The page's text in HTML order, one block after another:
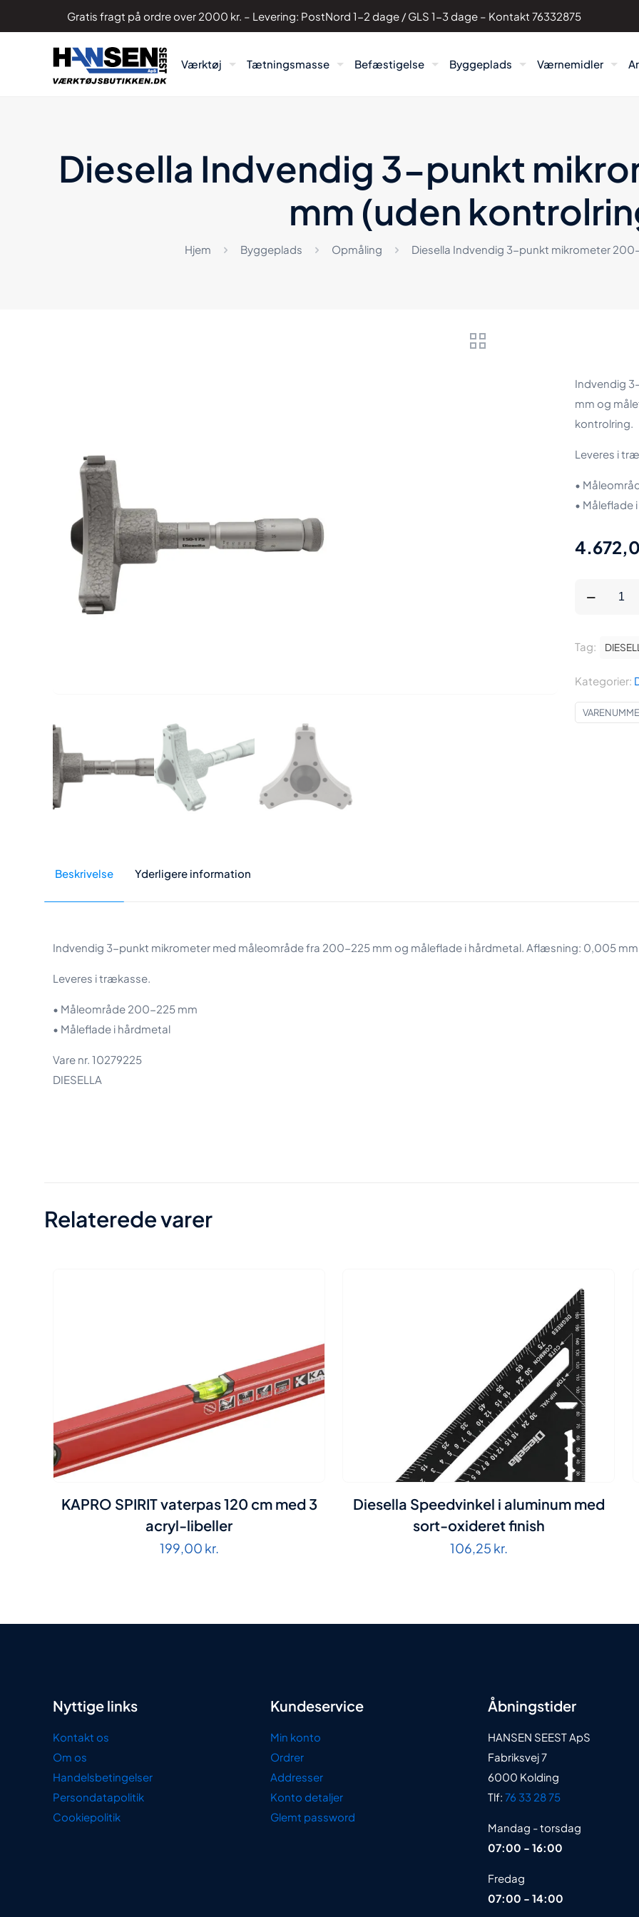
Gratis fragt på ordre over 2000 kr. – Levering: PostNord 1-2 dage / GLS 1-3 dage – Kontakt 76332875
Værktøj Tætningsmasse Befæstigelse Byggeplads Værnemidler
Diesella Indvendig 3-punkt
mm (uden
Hjem Byggeplads Opmåling Diesella Indvendig 3-punkt mikrometer
Indvendig
mm og
kontrolring.
Leveres i
•
• Måleflade
punkt
200-
225
mm
Kategorier:
Tag:
Beskrivelse Yderligere information
Indvendig 3-punkt mikrometer med måleområde fra 200-225 mm og måleflade i hårdmetal. Aflæsning: 0,005
Leveres i trækasse.
• Måleområde 200-225 mm
• Måleflade i hårdmetal
Vare nr. 10279225
DIESELLA
Relaterede varer
KAPRO SPIRIT vaterpas 120 cm med 3
acryl-libeller
199,00 kr.
Diesella Speedvinkel i aluminum med
sort-oxideret finish
106,25 kr.
Nyttige links
Kontakt os
Om os
Handelsbetingelser
Persondatapolitik
Cookiepolitik
Kundeservice
Min konto
Ordrer
Addresser
Konto detaljer
Glemt password
Åbningstider
HANSEN SEEST ApS
Fabriksvej 7
6000 Kolding
Tlf: 76 33 28 75
Mandag - torsdag
07:00 - 16:00
Fredag
07:00 - 14:00